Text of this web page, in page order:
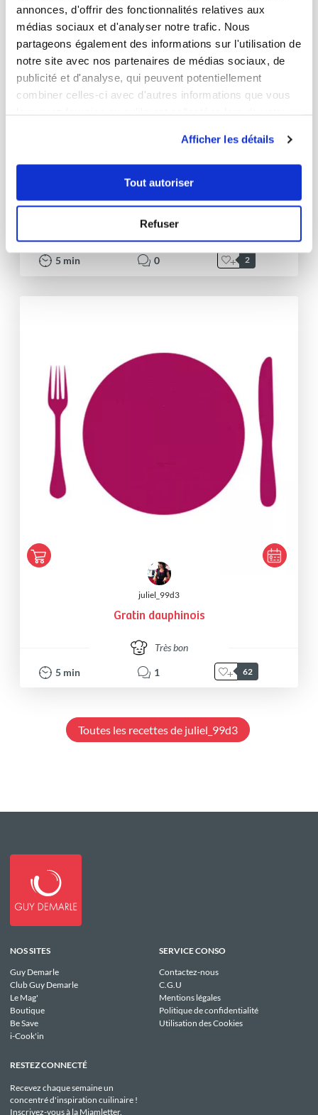
annonces, d'offrir des fonctionnalités relatives aux
médias sociaux et d'analyser notre trafic. Nous
partageons également des informations sur l'utilisation de
notre site avec nos partenaires de médias sociaux, de
publicité et d'analyse, qui peuvent potentiellement
combiner celles-ci avec d'autres informations que vous
Afficher les détails
Tout autoriser
Refuser
juliel_99d3
Papillote de truite aux amandes
5 min 0 2
juliel_99d3
Gratin dauphinois
Très bon
5 min 1 62
Toutes les recettes de juliel_99d3
NOS SITES
Guy Demarle
Club Guy Demarle
Le Mag'
Boutique
Be Save
i-Cook'in
SERVICE CONSO
Contactez-nous
C.G.U
Mentions légales
Politique de confidentialité
Utilisation des Cookies
RESTEZ CONNECTÉ
Recevez chaque semaine un
concentré d'inspiration cuilinaire !
Inscrivez-vous à la Miamletter.